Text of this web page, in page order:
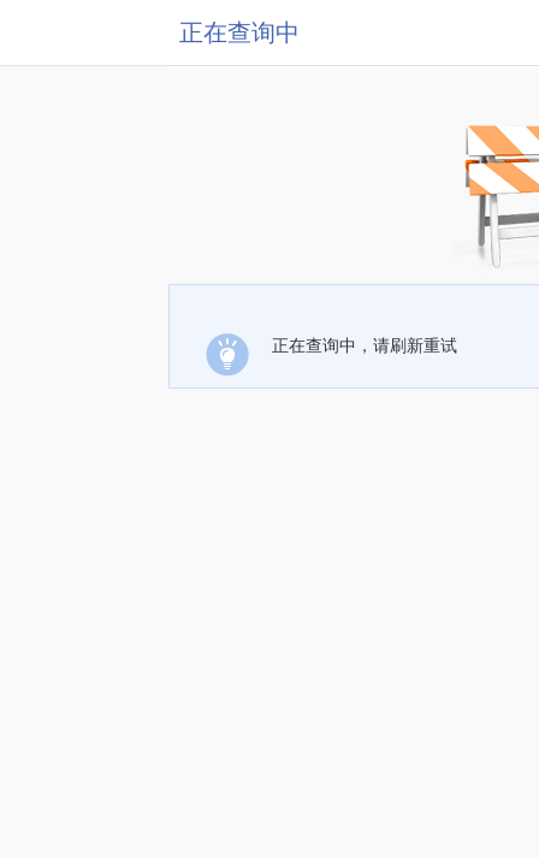
正在查询中
正在查询中，请刷新重试